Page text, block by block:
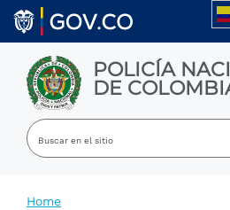
Welcome
All
Accessibility
screen
reader.
Skip to main content
POLICÍA
DE
Home